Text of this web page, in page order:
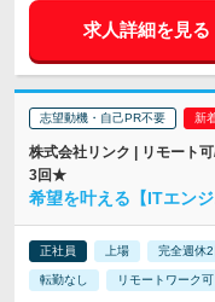
求人詳細を見る
志望動機・自己PR不要
株式会社リンク | リモート
3回★
希望を叶える【ITエン
正社員 上場 完全週休2
転勤なし リモートワーク可